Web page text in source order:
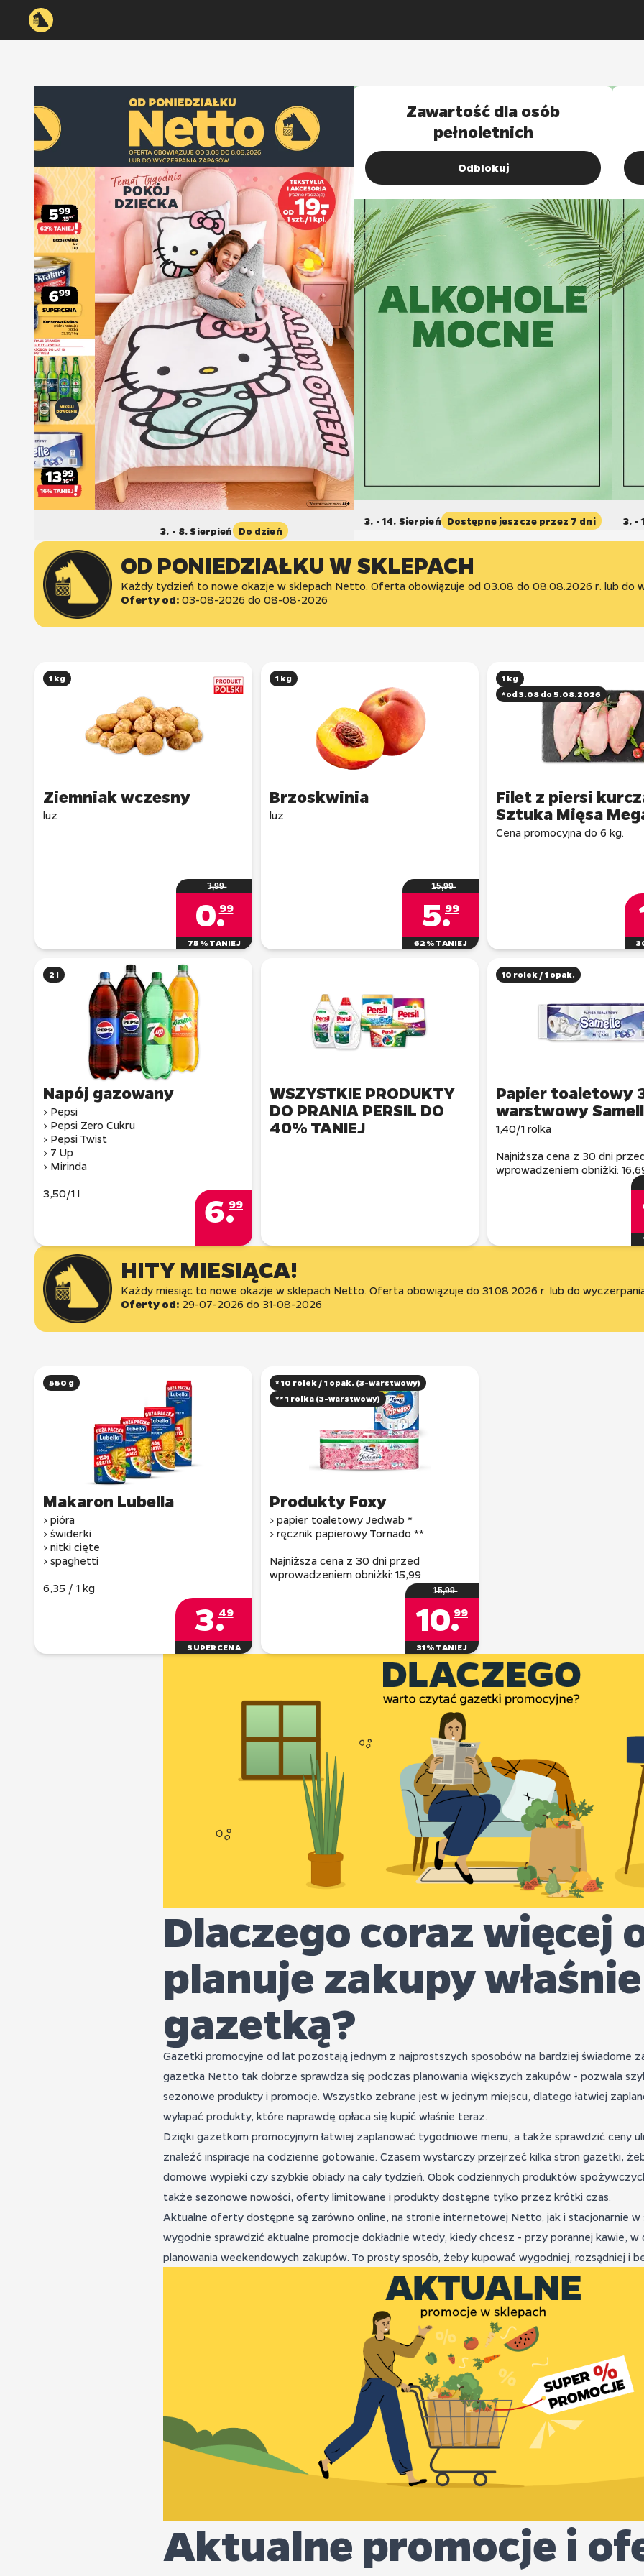
3. - 8. Sierpień Do dzień
Zawartość dla osób
pełnoletnich
Odblokuj
3. - 14. Sierpień Dostępne jeszcze przez 7 dni 3. -
OD PONIEDZIAŁKU W SKLEPACH
Każdy tydzień to nowe okazje w sklepach Netto. Oferta obowiązuje od 03.08 do 08.08.2026 r. lub do
Oferty od: 03-08-2026 do 08-08-2026
1 kg
luz
3̶,̶9̶9̶
0.99
75% TANIEJ
1 kg
Brzoskwinia
luz
1̶5̶,̶9̶9̶
5.99
62% TANIEJ
1 kg
*od 3.08 do 5.08.2026
Filet z piersi
Sztuka Mięsa
2 l
> Pepsi
> Pepsi Zero Cukru
> Pepsi Twist
> 7 Up
> Mirinda
3,50/1 l
6.99
WSZYSTKIE PRODUKTY
DO PRANIA PERSIL DO
40% TANIEJ
10 rolek / 1 opak.
Papier toaletowy
1,40/1 rolka
Najniższa cena z 30 dni
wprowadzeniem obniżki:
HITY MIESIĄCA!
Oferty od: 29-07-2026 do 31-08-2026
550 g
Makaron Lubella
> pióra
> świderki
> nitki cięte
> spaghetti
6,35 / 1 kg
3.49
SUPERCENA
* 10 rolek / 1 opak. (3-warstwowy)
** 1 rolka (3-warstwowy)
Produkty Foxy
> papier toaletowy Jedwab *
> ręcznik papierowy Tornado **
Najniższa cena z 30 dni przed
wprowadzeniem obniżki: 15,99
1̶5̶,̶9̶9̶
10.99
31% TANIEJ
Dlaczego coraz więcej
planuje zakupy
gazetką?
Gazetki promocyjne od lat pozostają jednym z najprostszych sposobów na bardziej świadome
gazetka Netto tak dobrze sprawdza się podczas planowania większych zakupów - pozwala
sezonowe produkty i promocje. Wszystko zebrane jest w jednym miejscu, dlatego łatwiej
wyłapać produkty, które naprawdę opłaca się kupić właśnie teraz.
Dzięki gazetkom promocyjnym łatwiej zaplanować tygodniowe menu, a także sprawdzić ceny
znaleźć inspiracje na codzienne gotowanie. Czasem wystarczy przejrzeć kilka stron gazetki,
domowe wypieki czy szybkie obiady na cały tydzień. Obok codziennych produktów
także sezonowe nowości, oferty limitowane i produkty dostępne tylko przez krótki czas.
Aktualne oferty dostępne są zarówno online, na stronie internetowej Netto, jak i stacjonarnie
wygodnie sprawdzić aktualne promocje dokładnie wtedy, kiedy chcesz - przy porannej kawie,
planowania weekendowych zakupów. To prosty sposób, żeby kupować wygodniej, rozsądniej i
Aktualne promocje i